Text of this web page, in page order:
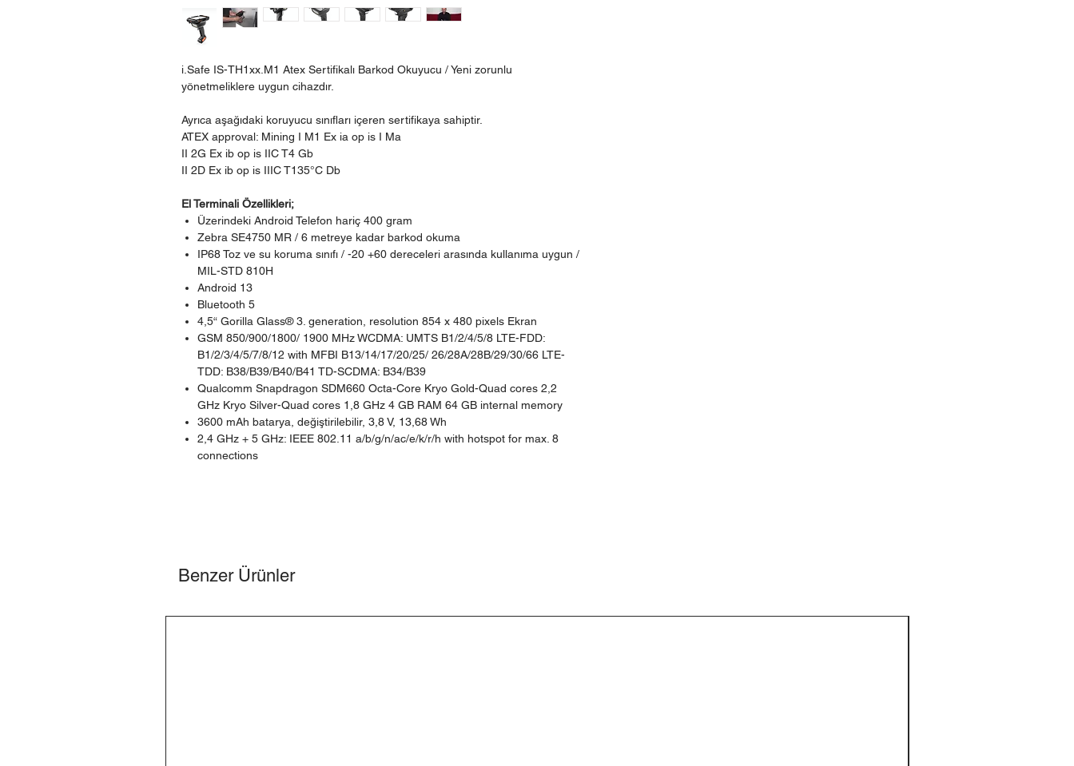
i.Safe IS-TH1xx.M1 Atex Sertifikalı Barkod Okuyucu / Yeni zorunlu
yönetmeliklere uygun cihazdır.
Ayrıca aşağıdaki koruyucu sınıfları içeren sertifikaya sahiptir.
ATEX approval: Mining I M1 Ex ia op is I Ma
II 2G Ex ib op is IIC T4 Gb
II 2D Ex ib op is IIIC T135°C Db
El Terminali Özellikleri;
Üzerindeki Android Telefon hariç 400 gram
Zebra SE4750 MR / 6 metreye kadar barkod okuma
IP68 Toz ve su koruma sınıfı / -20 +60 dereceleri arasında kullanıma uygun /
MIL-STD 810H
Android 13
Bluetooth 5
4,5“ Gorilla Glass® 3. generation, resolution 854 x 480 pixels Ekran
GSM 850/900/1800/ 1900 MHz WCDMA: UMTS B1/2/4/5/8 LTE-FDD:
B1/2/3/4/5/7/8/12 with MFBI B13/14/17/20/25/ 26/28A/28B/29/30/66 LTE-
TDD: B38/B39/B40/B41 TD-SCDMA: B34/B39
Qualcomm Snapdragon SDM660 Octa-Core Kryo Gold-Quad cores 2,2
GHz Kryo Silver-Quad cores 1,8 GHz 4 GB RAM 64 GB internal memory
3600 mAh batarya, değiştirilebilir, 3,8 V, 13,68 Wh
2,4 GHz + 5 GHz: IEEE 802.11 a/b/g/n/ac/e/k/r/h with hotspot for max. 8
connections
Benzer Ürünler